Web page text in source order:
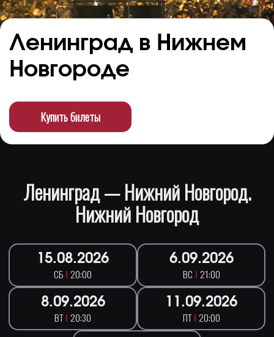
Ленинград в Нижнем
Новгороде
Купить билеты
Ленинград — Нижний Новгород.
Нижний Новгород
15.08.2026
СБ 20:00
6.09.2026
ВС 21:00
8.09.2026
ВТ 20:30
11.09.2026
ПТ 20:00